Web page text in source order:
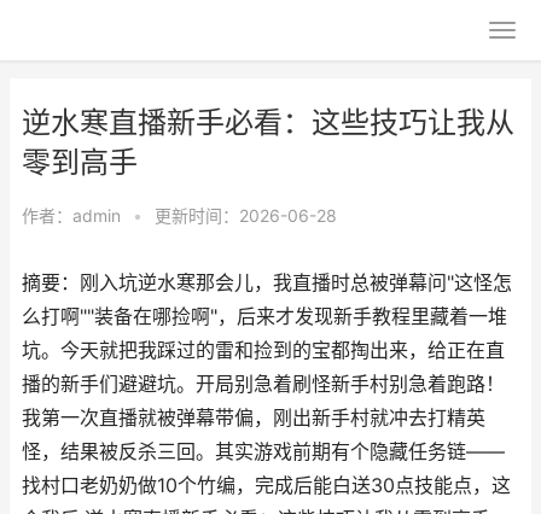
逆水寒直播新手必看：这些技巧让我从
零到高手
作者： admin • 更新时间：2026-06-28
摘要：刚入坑逆水寒那会儿，我直播时总被弹幕问"这怪怎
么打啊""装备在哪捡啊"，后来才发现新手教程里藏着一堆
坑。今天就把我踩过的雷和捡到的宝都掏出来，给正在直
播的新手们避避坑。开局别急着刷怪新手村别急着跑路！
我第一次直播就被弹幕带偏，刚出新手村就冲去打精英
怪，结果被反杀三回。其实游戏前期有个隐藏任务链——
找村口老奶奶做10个竹编，完成后能白送30点技能点，这